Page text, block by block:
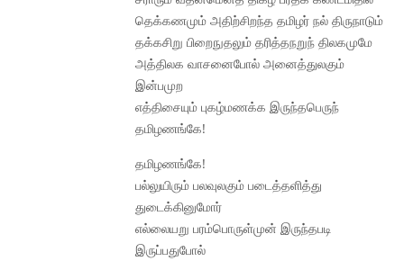
தெக்கணமும் அதிற்சிறந்த தமிழர் நல் திருநாடும்
தக்கசிறு பிறைநுதலும் தரித்தநறுந் திலகமுமே
அத்திலக வாசனைபோல் அனைத்துலகும்
இன்பமுற
எத்திசையும் புகழ்மணக்க இருந்தபெருந்
தமிழணங்கே!
தமிழணங்கே!
பல்லுயிரும் பலவுலகும் படைத்தளித்து
துடைக்கினுமோர்
எல்லையறு பரம்பொருள்முன் இருந்தபடி
இருப்பதுபோல்